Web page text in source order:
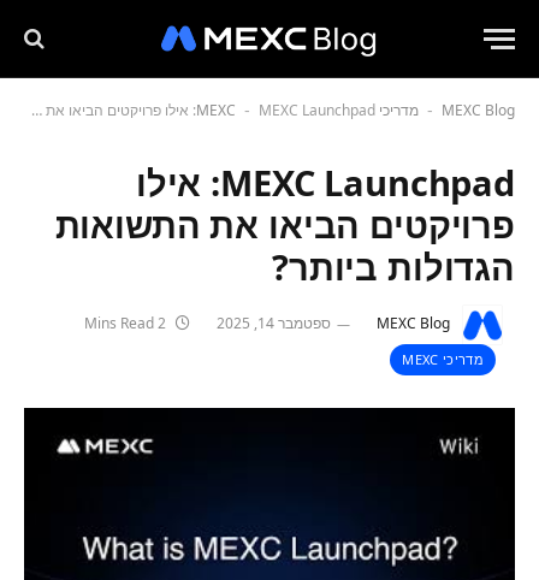
MEXC Blog
- מדריכי MEXC - MEXC Launchpad: אילו פרויקטים הביאו את התשואות הגדולות ביותר?
MEXC Launchpad: אילו
פרויקטים הביאו את התשואות
הגדולות ביותר?
MEXC Blog ספטמבר 14, 2025
מדריכי MEXC